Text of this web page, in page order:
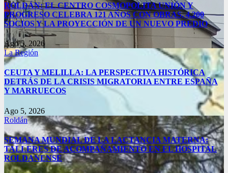
ROLDÁN: EL CENTRO COSMOPOLITA UNIÓN Y
PROGRESO CELEBRA 121 AÑOS CON OBRAS, 4.200
SOCIOS Y LA PROYECCIÓN DE UN NUEVO PREDIO
Ago 5, 2026
La Región
CEUTA Y MELILLA: LA PERSPECTIVA HISTÓRICA
DETRÁS DE LA CRISIS MIGRATORIA ENTRE ESPAÑA
Y MARRUECOS
Ago 5, 2026
Roldán
SEMANA MUNDIAL DE LA LACTANCIA MATERNA:
TALLERES DE ACOMPAÑAMIENTO EN EL HOSPITAL
ROLDANENSE